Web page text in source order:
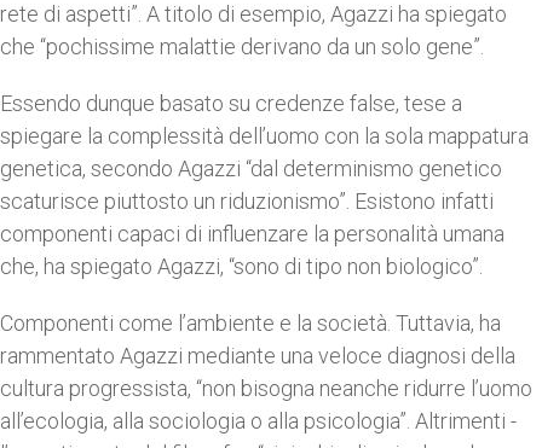
rete di aspetti”. A titolo di esempio, Agazzi ha spiegato
che “pochissime malattie derivano da un solo gene”.
Essendo dunque basato su credenze false, tese a
spiegare la complessità dell’uomo con la sola mappatura
genetica, secondo Agazzi “dal determinismo genetico
scaturisce piuttosto un riduzionismo”. Esistono infatti
componenti capaci di influenzare la personalità umana
che, ha spiegato Agazzi, “sono di tipo non biologico”.
Componenti come l’ambiente e la società. Tuttavia, ha
rammentato Agazzi mediante una veloce diagnosi della
cultura progressista, “non bisogna neanche ridurre l’uomo
all’ecologia, alla sociologia o alla psicologia”. Altrimenti -